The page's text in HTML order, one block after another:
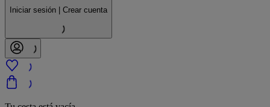
Iniciar sesión | Crear cuenta